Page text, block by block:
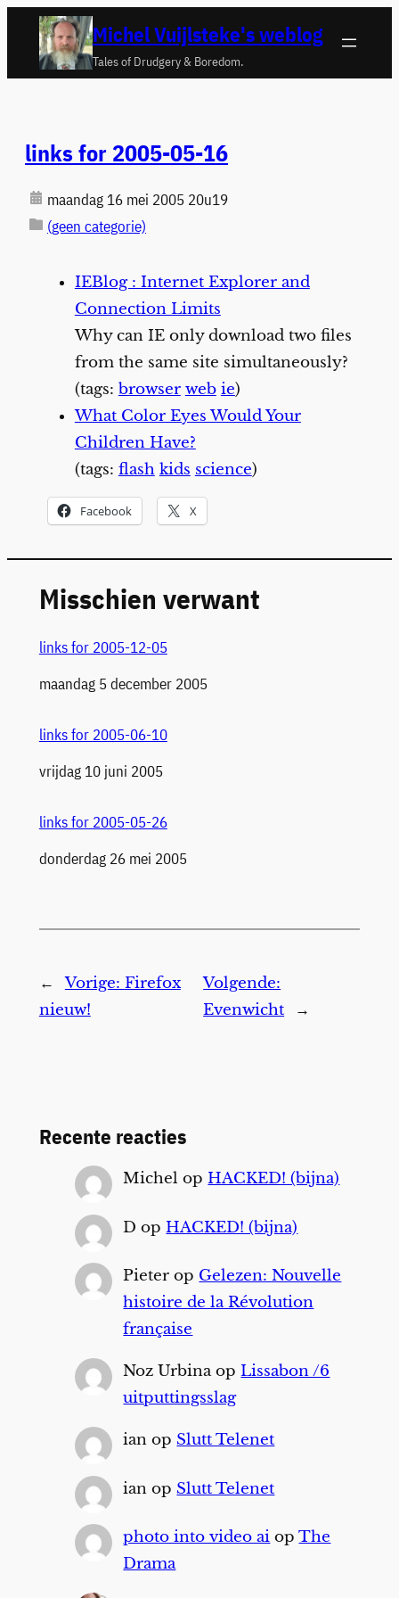
naar
Michel Vuijlsteke's weblog
Tales of Drudgery & Boredom.
links for 2005-05-16
maandag 16 mei 2005 20u19
(geen categorie)
IEBlog : Internet Explorer and
Connection Limits
Why can IE only download two files
from the same site simultaneously?
(tags: browser web ie)
What Color Eyes Would Your
Children Have?
(tags: flash kids science)
Facebook X
Misschien verwant
links for 2005-12-05
Datum
maandag 5 december 2005
links for 2005-06-10
Datum
vrijdag 10 juni 2005
links for 2005-05-26
Datum
donderdag 26 mei 2005
← Vorige: Firefox
nieuw!
Volgende:
Evenwicht
→
Recente reacties
Michel opHACKED! (bijna)
D opHACKED! (bijna)
Pieter op Gelezen: Nouvelle
histoire de la Révolution
française
Noz UrbinaopLissabon /6
uitputtingsslag
ian op Slutt Telenet
ian op Slutt Telenet
photo into video ai opThe
Drama